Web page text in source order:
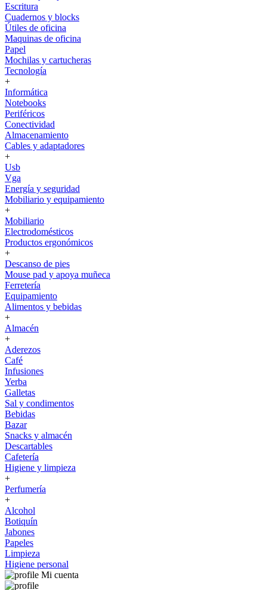
Escritura
Cuadernos y blocks
Útiles de oficina
Maquinas de oficina
Papel
Mochilas y cartucheras
Tecnología
+
Informática
Notebooks
Periféricos
Conectividad
Almacenamiento
Cables y adaptadores
+
Usb
Vga
Energía y seguridad
Mobiliario y equipamiento
+
Mobiliario
Electrodomésticos
Productos ergonómicos
+
Descanso de pies
Mouse pad y apoya muñeca
Ferretería
Equipamiento
Alimentos y bebidas
+
Almacén
+
Aderezos
Café
Infusiones
Yerba
Galletas
Sal y condimentos
Bebidas
Bazar
Snacks y almacén
Descartables
Cafetería
Higiene y limpieza
+
Perfumería
+
Alcohol
Botiquín
Jabones
Papeles
Limpieza
Higiene personal
Mi cuenta